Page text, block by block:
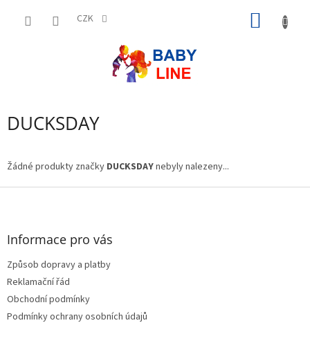
CZK
DUCKSDAY
Žádné produkty značky DUCKSDAYnebyly nalezeny...
Z
Informace pro vás
Způsob dopravy a platby
Reklamační řád
Obchodní podmínky
Podmínky ochrany osobních údajů